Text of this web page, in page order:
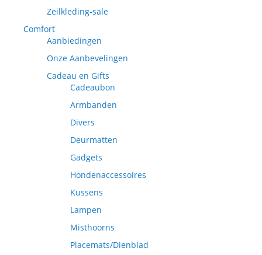
Zeilkleding-sale
Comfort
Aanbiedingen
Onze Aanbevelingen
Cadeau en Gifts
Cadeaubon
Armbanden
Divers
Deurmatten
Gadgets
Hondenaccessoires
Kussens
Lampen
Misthoorns
Placemats/Dienblad